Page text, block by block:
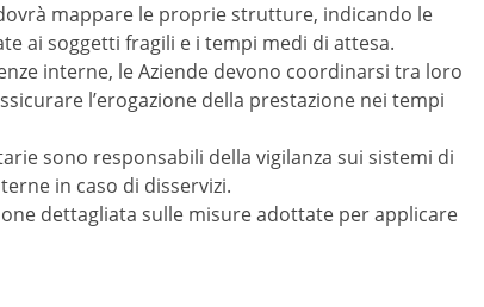
mappare le proprie strutture, indicando le
ai soggetti fragili e i tempi medi di attesa.
interne, le Aziende devono coordinarsi tra loro
l’erogazione della prestazione nei tempi
sono responsabili della vigilanza sui sistemi di
in caso di disservizi.
dettagliata sulle misure adottate per applicare